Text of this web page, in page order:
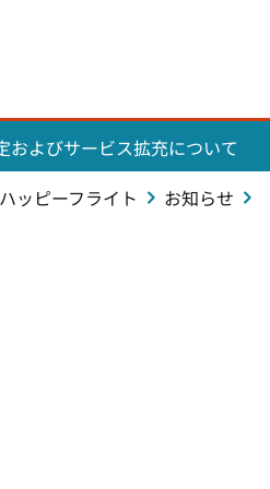
およびサービス拡充について
ッピーフライト お知らせ